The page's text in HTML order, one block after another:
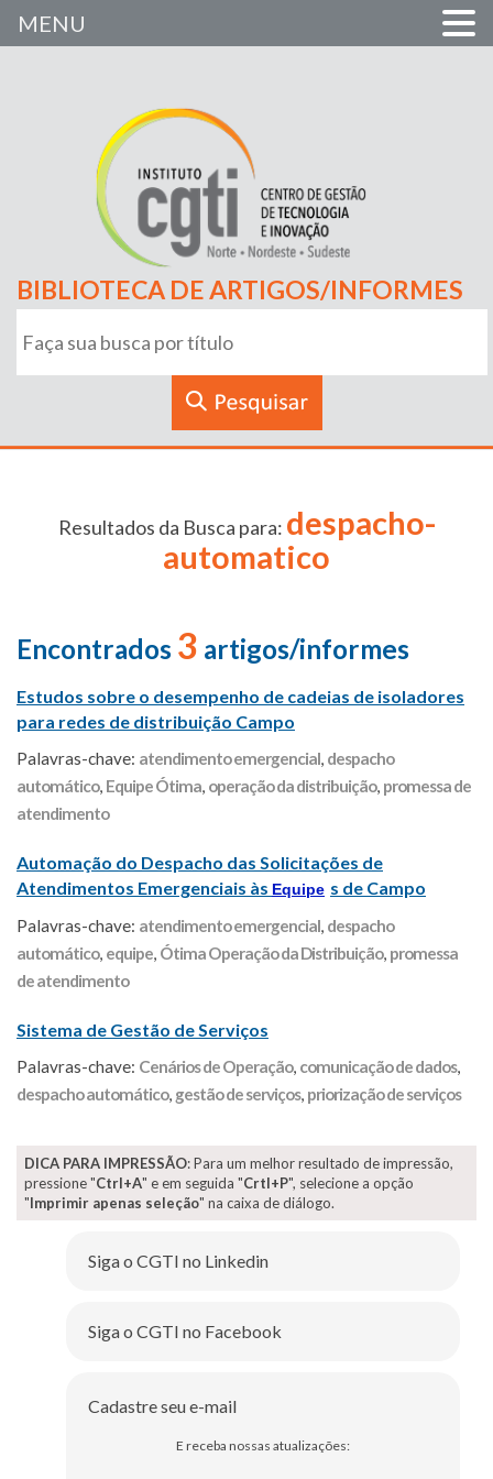
BIBLIOTECA DE ARTIGOS/INFORMES
Resultados da Busca para: despacho-
automatico
Encontrados 3 artigos/informes
Estudos sobre o desempenho de cadeias de isoladores
para redes de distribuição Campo
Palavras-chave: atendimento emergencial, despacho
automático, Equipe Ótima, operação da distribuição, promessa de
atendimento
Automação do Despacho das Solicitações de
Atendimentos Emergenciais às Equipe s de Campo
Palavras-chave: atendimento emergencial, despacho
automático, equipe, Ótima Operação da Distribuição, promessa
de atendimento
Sistema de Gestão de Serviços
Palavras-chave: Cenários de Operação, comunicação de dados,
despacho automático, gestão de serviços, priorização de serviços
DICA PARA IMPRESSÃO: Para um melhor resultado de impressão,
pressione "Ctrl+A" e em seguida "Crtl+P", selecione a opção
"Imprimir apenas seleção" na caixa de diálogo.
Siga o CGTI no Linkedin
Siga o CGTI no Facebook
Cadastre seu e-mail
E receba nossas atualizações:
MENU